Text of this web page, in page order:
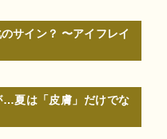
サイン？ 〜アイフレイ
…夏は「皮膚」だけでな